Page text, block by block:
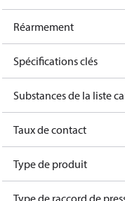
Réarmement
Spécifications clés
Substances de la liste
Taux de contact
Type de produit
Type de raccord de